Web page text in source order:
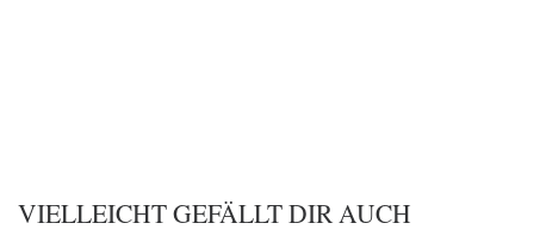
VIELLEICHT GEFÄLLT DIR AUCH